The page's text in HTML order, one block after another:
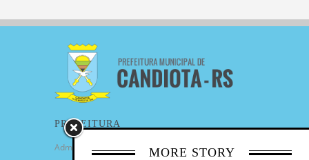
MORE STORY
PREFEITURA
Administração Municipal